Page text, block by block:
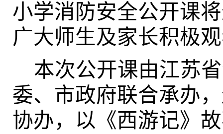
小学消防安全公开课
广大师生及家长积极
本次公开课由江苏
委、市政府联合承办
协办，以《西游记》